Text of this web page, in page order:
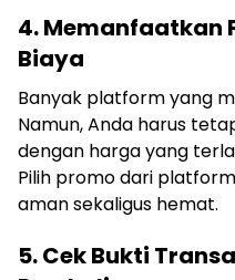
4. Memanfaatkan
Biaya
Banyak platform yang
Namun, Anda harus
dengan harga yang
Pilih promo dari
aman sekaligus hemat.
5. Cek Bukti